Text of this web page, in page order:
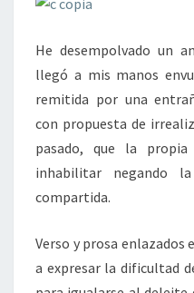
He desempolvado un
llegó a mis manos
remitida por una
con propuesta de
pasado, que la
inhabilitar negando
compartida.
Verso y prosa
a expresar la dificultad